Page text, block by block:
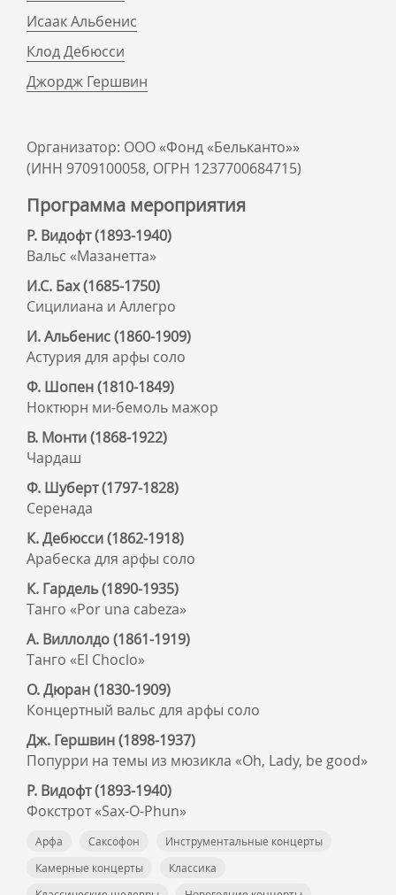
Исаак Альбенис
Клод Дебюсси
Джордж Гершвин
Организатор: ООО «Фонд «Бельканто»»
(ИНН 9709100058, ОГРН 1237700684715)
Программа мероприятия
Р. Видофт (1893-1940)
Вальс «Мазанетта»
И.С. Бах (1685-1750)
Сицилиана и Аллегро
И. Альбенис (1860-1909)
Астурия для арфы соло
Ф. Шопен (1810-1849)
Ноктюрн ми-бемоль мажор
В. Монти (1868-1922)
Чардаш
Ф. Шуберт (1797-1828)
Серенада
К. Дебюсси (1862-1918)
Арабеска для арфы соло
К. Гардель (1890-1935)
Танго «Por una cabeza»
А. Виллолдо (1861-1919)
Танго «El Choclo»
О. Дюран (1830-1909)
Концертный вальс для арфы соло
Дж. Гершвин (1898-1937)
Попурри на темы из мюзикла «Oh, Lady, be good»
Р. Видофт (1893-1940)
Фокстрот «Sax-О-Phun»
Арфа Саксофон
Инструментальные концерты
Камерные концерты
Классика